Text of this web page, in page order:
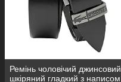
Ремінь чоловічий джинсовий
шкіряний гладкий з написом